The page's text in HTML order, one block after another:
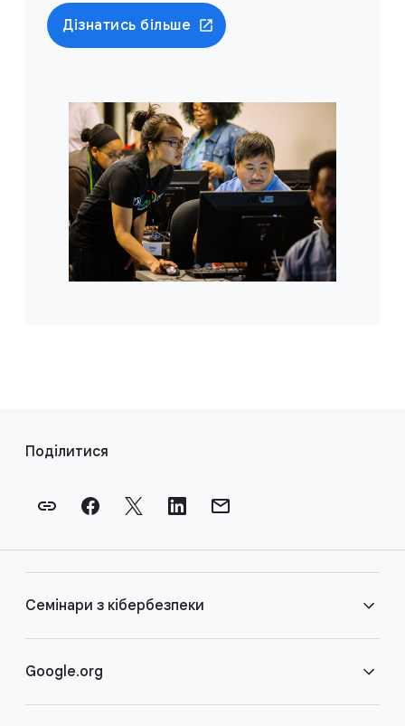
Дізнатись більше
Поділитися
Семінари з кібербезпеки
Поширені запитання
Google.org